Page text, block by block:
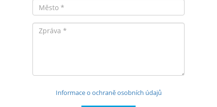
Informace o ochraně osobních údajů